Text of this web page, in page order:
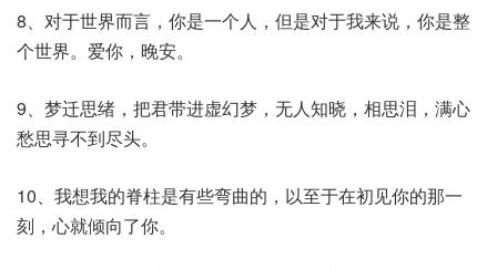
8、对于世界而言，你是一个人，但是对于我来说，你是整
个世界。爱你，晚安。
9、梦迁思绪，把君带进虚幻梦，无人知晓，相思泪，满心
愁思寻不到尽头。
10、我想我的脊柱是有些弯曲的，以至于在初见你的那一
刻，心就倾向了你。